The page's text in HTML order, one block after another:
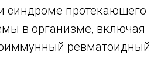
синдроме протекающего
в организме, включая
ревматоидный